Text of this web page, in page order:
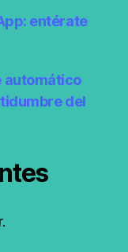
entérate
automático
del